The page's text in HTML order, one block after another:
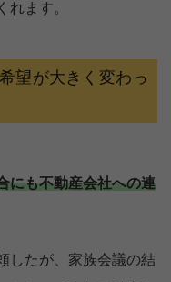
れます。
望が大きく変わっ
にも不動産会社への連
したが、家族会議の結